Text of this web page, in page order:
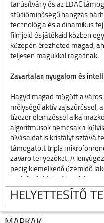
tanúsítvány és az LDAC
stúdióminőségű hangzás
technológia és a dinamikus
filmjeid és játékaid közben
közepén érezheted magad,
teljesen magukkal ragadnak.
Zavartalan nyugalom és
Hagyd magad mögött a
mélységű aktív zajszűréssel,
tízezer elemzéssel
algoritmusok nemcsak a
hívásaidat is kristálytisztává
támogatott tripla
zavaró tényezőket. A
pedig kiemelkedő üzemidő
es védettségnek
akadályt.
Termékspecifikációk:
HELYETTESÍTŐ